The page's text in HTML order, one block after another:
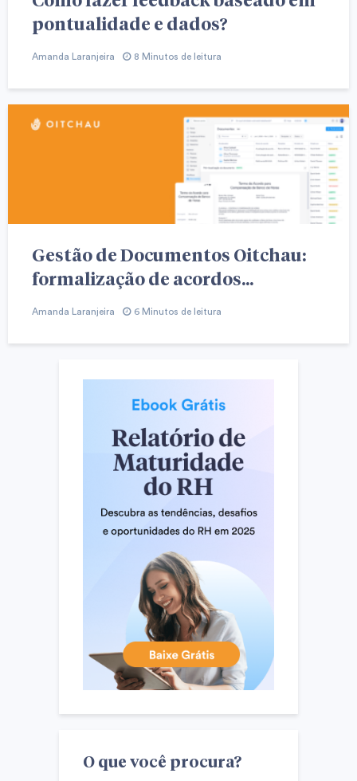
pontualidade e dados?
Amanda Laranjeira 8 Minutos de leitura
Gestão de Documentos Oitchau:
formalização de acordos...
Amanda Laranjeira 6 Minutos de leitura
O que você procura?